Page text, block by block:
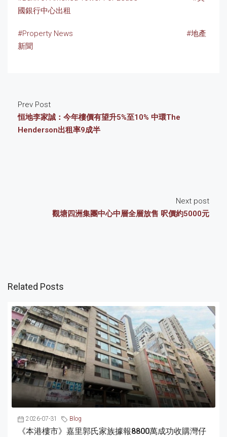
國銀行中心出租
#Property News
#地產
新聞
Prev Post
恒地李家誠：今年樓價有望升5%至10% 中環The
Henderson出租率9成半
Next post
觀塘四洲集團中心中層全層放售 呎價約5000元
Related Posts
2026-07-31 Blog
《本港樓市》嘉里郭氏家族據報8800萬成功收購灣仔